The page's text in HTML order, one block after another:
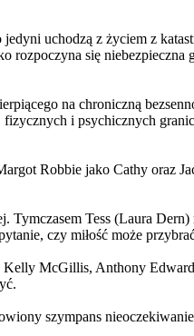
uchodzą z życiem z
się niebezpieczna
na chroniczną
i psychicznych
Robbie jako Cathy oraz
Tess (Laura
czy miłość może
McGillis, Anthony
szympans